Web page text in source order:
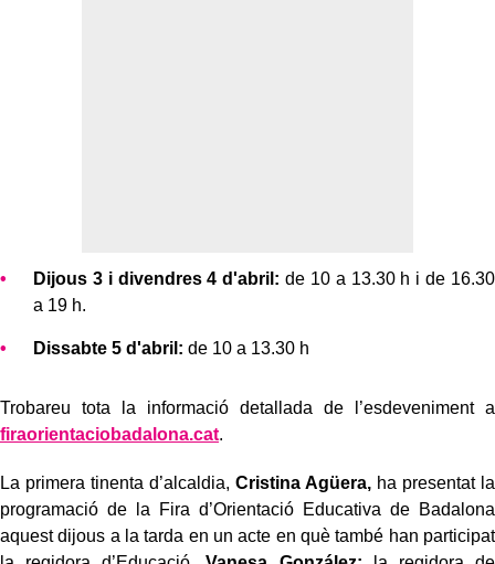
Dijous 3 i divendres 4 d'abril: de 10 a 13.30 h i de 16.30
a 19 h.
Dissabte 5 d'abril: de 10 a 13.30 h
Trobareu tota la informació detallada de l’esdeveniment a
firaorientaciobadalona.cat.
La primera tinenta d’alcaldia, Cristina Agüera,ha presentat la
programació de la Fira d’Orientació Educativa de Badalona
aquest dijous a la tarda en un acte en què també han participat